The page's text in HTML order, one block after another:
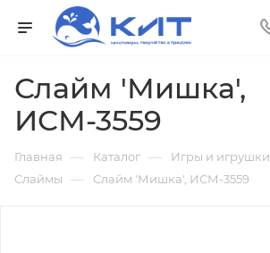
Слайм 'Мишка',
ИСМ-3559
Главная — Каталог — Игры и игрушки
Слаймы — Слайм 'Мишка', ИСМ-3559